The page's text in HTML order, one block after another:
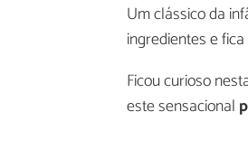
Um clássico da
ingredientes e
Ficou curioso
este sensacional